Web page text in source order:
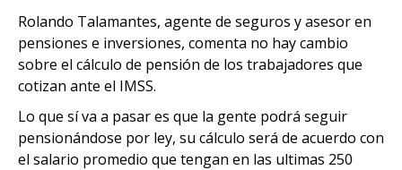
Rolando Talamantes, agente de seguros y asesor en
pensiones e inversiones, comenta no hay cambio
sobre el cálculo de pensión de los trabajadores que
cotizan ante el IMSS.
Lo que sí va a pasar es que la gente podrá seguir
pensionándose por ley, su cálculo será de acuerdo con
el salario promedio que tengan en las ultimas 250